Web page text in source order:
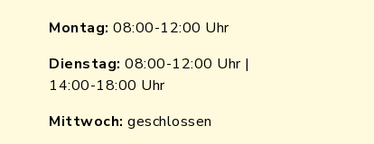
Montag: 08:00-12:00 Uhr
Dienstag: 08:00-12:00 Uhr |
14:00-18:00 Uhr
Mittwoch: geschlossen